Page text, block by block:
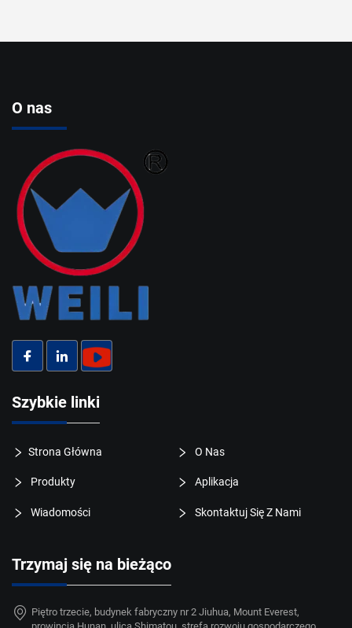
O nas
Szybkie linki
Strona Główna O Nas
Produkty Aplikacja
Wiadomości Skontaktuj Się Z Nami
Trzymaj się na bieżąco
Piętro trzecie, budynek fabryczny nr 2 Jiuhua, Mount Everest,